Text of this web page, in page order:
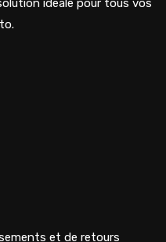
idéale pour tous vos
et de retours